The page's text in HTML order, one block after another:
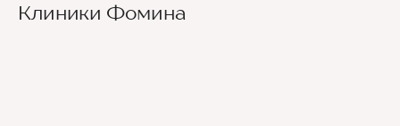
Ведущие врачи региона
Клиники Фомина